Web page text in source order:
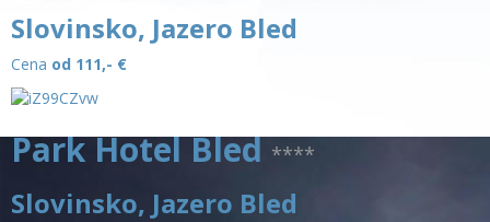
Slovinsko, Jazero Bled
Cena od 111,- €
Park Hotel Bled****
Slovinsko, Jazero Bled